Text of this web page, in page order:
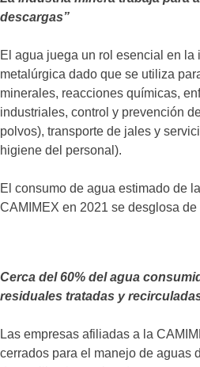
descargas”
El agua juega un rol esencial en la
metalúrgica dado que se utiliza
minerales, reacciones químicas,
industriales, control y prevención
polvos), transporte de jales y
higiene del personal).
El consumo de agua estimado de
CAMIMEX en 2021 se desglosa
Cerca del 60% del agua
residuales tratadas y
Las empresas afiliadas a la
cerrados para el manejo de aguas